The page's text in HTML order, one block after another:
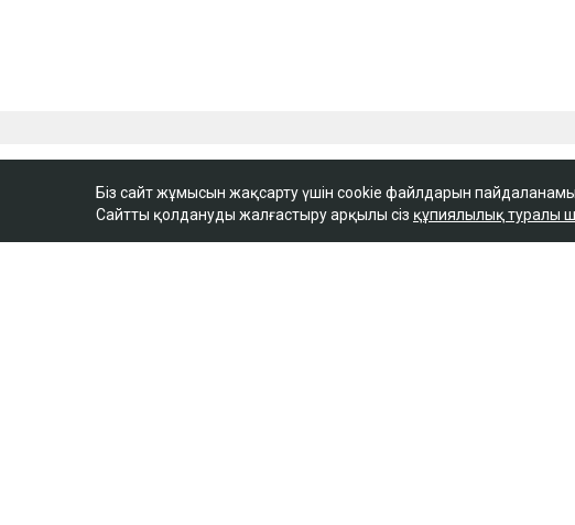
Біз сайт жұмысын жақсарту үшін cookie файлдарын
Сайтты қолдануды жалғастыру арқылы сіз құпиялылық туралы